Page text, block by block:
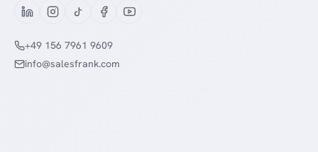
+49 156 7961 9609
info@salesfrank.com